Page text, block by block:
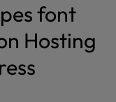
font
Hosting